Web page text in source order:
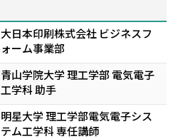
大日本印刷株式会社 ビジネスフ
ォーム事業部
青山学院大学 理工学部 電気電子
工学科 助手
明星大学 理工学部電気電子シス
テム工学科 専任講師